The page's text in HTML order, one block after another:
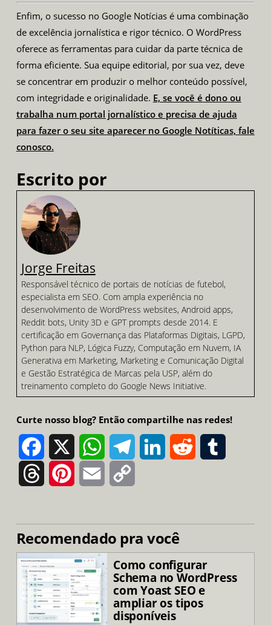
Enfim, o sucesso no Google Notícias é uma combinação
de excelência jornalística e rigor técnico. O WordPress
oferece as ferramentas para cuidar da parte técnica de
forma eficiente. Sua equipe editorial, por sua vez, deve
se concentrar em produzir o melhor conteúdo possível,
com integridade e originalidade. E, se você é dono ou
trabalha num portal jornalístico e precisa de ajuda
para fazer o seu site aparecer no Google Notíticas, fale
conosco.
Escrito por
Jorge Freitas
Responsável técnico de portais de notícias de futebol,
especialista em SEO. Com ampla experiência no
desenvolvimento de WordPress websites, Android apps,
Reddit bots, Unity 3D e GPT prompts desde 2014. E
certificação em Governança das Plataformas Digitais, LGPD,
Python para NLP, Lógica Fuzzy, Computação em Nuvem, IA
Generativa em Marketing, Marketing e Comunicação Digital
e Gestão Estratégica de Marcas pela USP, além do
treinamento completo do Google News Initiative.
Curte nosso blog? Então compartilhe nas redes!
Facebook
X WhatsAppTelegramLinkedInRedditTumblr
ThreadsPinterestEmail Copy
Recomendado pra você
Como configurar
Schema no WordPress
com Yoast SEO e
ampliar os tipos
disponíveis